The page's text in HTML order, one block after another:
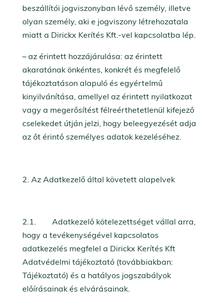
beszállítói jogviszonyban lévő személy, illetve
olyan személy, aki e jogviszony létrehozatala
miatt a Dirickx Kerítés Kft.-vel kapcsolatba lép.
– az érintett hozzájárulása: az érintett
akaratának önkéntes, konkrét és megfelelő
tájékoztatáson alapuló és egyértelmű
kinyilvánítása, amellyel az érintett nyilatkozat
vagy a megerősítést félreérthetetlenül kifejező
cselekedet útján jelzi, hogy beleegyezését adja
az őt érintő személyes adatok kezeléséhez.
Az Adatkezelő által követett alapelvek
2.1. Adatkezelő kötelezettséget vállal arra,
hogy a tevékenységével kapcsolatos
adatkezelés megfelel a Dirickx Kerítés Kft
Adatvédelmi tájékoztató (továbbiakban:
Tájékoztató) és a hatályos jogszabályok
előírásainak és elvárásainak.